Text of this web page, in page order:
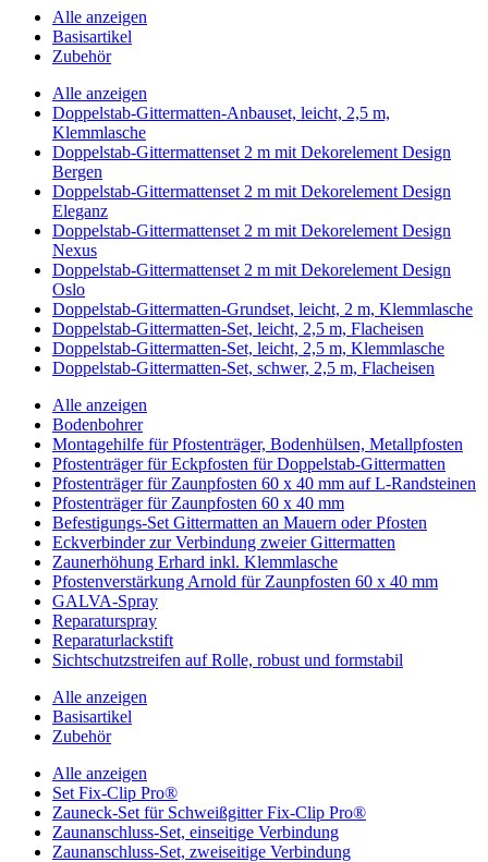
Alle anzeigen
Basisartikel
Zubehör
Alle anzeigen
Doppelstab-Gittermatten-Anbauset, leicht, 2,5 m,
Klemmlasche
Doppelstab-Gittermattenset 2 m mit Dekorelement Design
Bergen
Doppelstab-Gittermattenset 2 m mit Dekorelement Design
Eleganz
Doppelstab-Gittermattenset 2 m mit Dekorelement Design
Nexus
Doppelstab-Gittermattenset 2 m mit Dekorelement Design
Oslo
Doppelstab-Gittermatten-Grundset, leicht, 2 m, Klemmlasche
Doppelstab-Gittermatten-Set, leicht, 2,5 m, Flacheisen
Doppelstab-Gittermatten-Set, leicht, 2,5 m, Klemmlasche
Doppelstab-Gittermatten-Set, schwer, 2,5 m, Flacheisen
Alle anzeigen
Bodenbohrer
Montagehilfe für Pfostenträger, Bodenhülsen, Metallpfosten
Pfostenträger für Eckpfosten für Doppelstab-Gittermatten
Pfostenträger für Zaunpfosten 60 x 40 mm auf L-Randsteinen
Pfostenträger für Zaunpfosten 60 x 40 mm
Befestigungs-Set Gittermatten an Mauern oder Pfosten
Eckverbinder zur Verbindung zweier Gittermatten
Zaunerhöhung Erhard inkl. Klemmlasche
Pfostenverstärkung Arnold für Zaunpfosten 60 x 40 mm
GALVA-Spray
Reparaturspray
Reparaturlackstift
Sichtschutzstreifen auf Rolle, robust und formstabil
Alle anzeigen
Basisartikel
Zubehör
Alle anzeigen
Set Fix-Clip Pro®
Zauneck-Set für Schweißgitter Fix-Clip Pro®
Zaunanschluss-Set, einseitige Verbindung
Zaunanschluss-Set, zweiseitige Verbindung